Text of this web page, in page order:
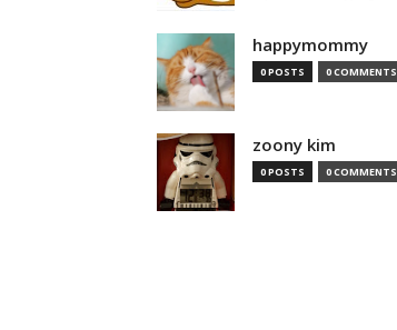
happymommy
0 POSTS 0 COMMENTS
zoony kim
0 POSTS 0 COMMENTS